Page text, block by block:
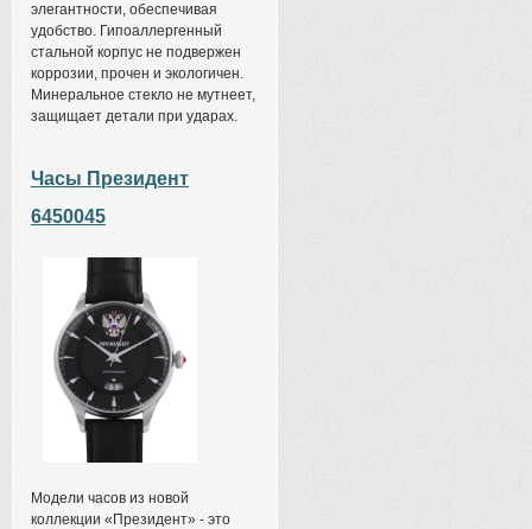
элегантности, обеспечивая
удобство. Гипоаллергенный
стальной корпус не подвержен
коррозии, прочен и экологичен.
Минеральное стекло не мутнеет,
защищает детали при ударах.
Часы Президент
6450045
Модели часов из новой
коллекции «Президент» - это